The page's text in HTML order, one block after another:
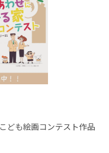
ども絵画コンテスト作品